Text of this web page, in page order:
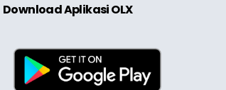
Download Aplikasi OLX